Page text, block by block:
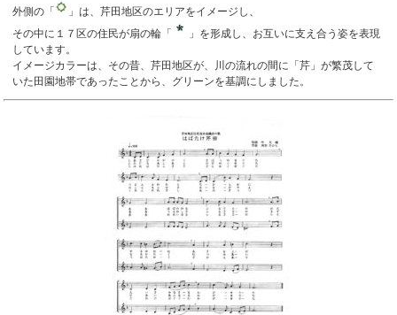
外側の「
」は、芹田地区のエリアをイメージし、
その中に１７区の住民が扇の輪「
」を形成し、お互いに支え合う姿を表現
しています。
イメージカラーは、その昔、芹田地区が、川の流れの間に「芹」が繁茂して
いた田園地帯であったことから、グリーンを基調にしました。